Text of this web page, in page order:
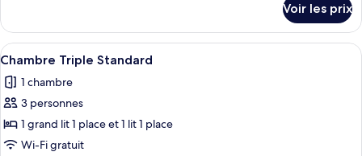
chambre :
Chambre
Familiale
le
type
de
Chambre
Familiale
Voir les prix
Afficher
toutes
les
photos
pour
ce
Une chambre d’hôtel avec deux
4
Chambre Triple Standard
1 chambre
3 personnes
1 grand lit 1 place et 1 lit 1 place
Wi-Fi gratuit